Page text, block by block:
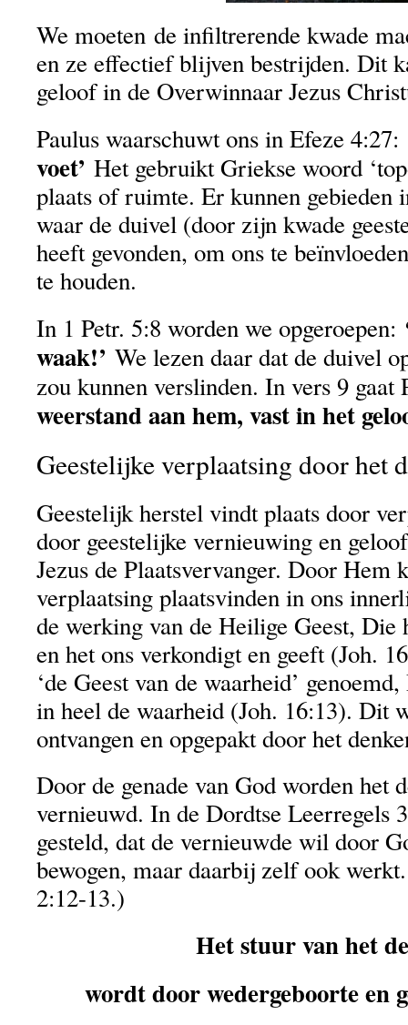
We moeten de infiltrerende kwade
en ze effectief blijven bestrijden. Dit
geloof in de Overwinnaar Jezus
Paulus waarschuwt ons in Efeze 4:27:
voet’ Het gebruikt Griekse woord
plaats of ruimte. Er kunnen
waar de duivel (door zijn kwade
heeft gevonden, om ons te
te houden.
In 1 Petr. 5:8 worden we opgeroepen:
waak!’ We lezen daar dat de duivel
zou kunnen verslinden. In vers 9 gaat
weerstand aan hem, vast in het
Geestelijke verplaatsing door het
Geestelijk herstel vindt plaats door
door geestelijke vernieuwing en
Jezus de Plaatsvervanger. Door Hem
verplaatsing plaatsvinden in ons
de werking van de Heilige Geest, Die
en het ons verkondigt en geeft (Joh.
‘de Geest van de waarheid’
in heel de waarheid (Joh. 16:13). Dit
ontvangen en opgepakt door het
Door de genade van God worden het
vernieuwd. In de Dordtse Leerregels
gesteld, dat de vernieuwde wil door
bewogen, maar daarbij zelf ook
2:12-13.)
Het stuur van het
wordt door wedergeboorte en